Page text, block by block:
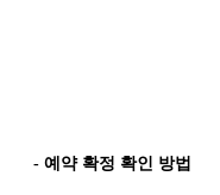
- 예약 확정 확인 방법